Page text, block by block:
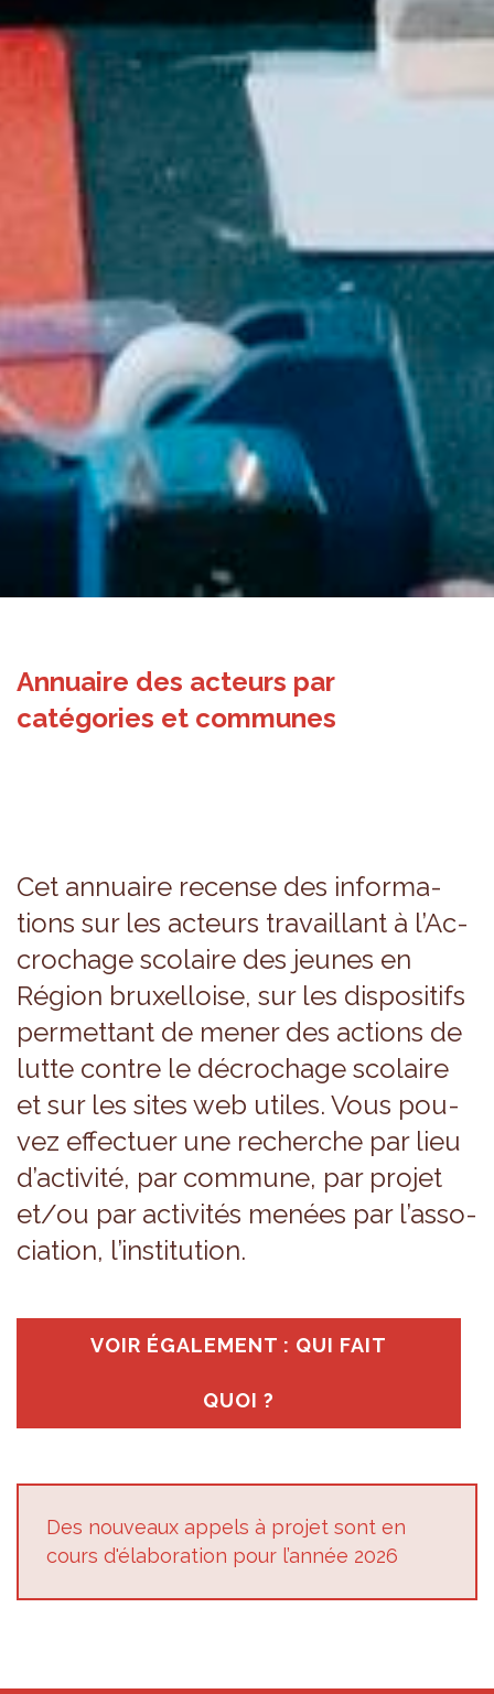
Annuaire des acteurs par
catégories et communes
Cet annuaire recense des infor­ma­
tions sur les acteurs tra­vaillant à l’Ac­
cro­chage sco­laire des jeunes en
Région bruxel­loise, sur les dis­po­si­tifs
per­met­tant de mener des actions de
lutte contre le décro­chage sco­laire
et sur les sites web utiles. Vous pou­
vez effec­tuer une recherche par lieu
d’ac­ti­vité, par com­mune, par pro­jet
et/ou par acti­vi­tés menées par l’as­so­
cia­tion, l’ins­ti­tu­tion.
VOIR ÉGA­LE­MENT : QUI FAIT
QUOI ?
Des nou­veaux appels à pro­jet sont en
cours d'éla­bo­ra­tion pour l’an­née 2026